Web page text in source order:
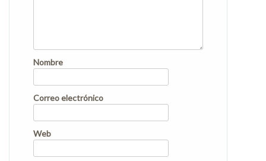
Nombre
Correo electrónico
Web